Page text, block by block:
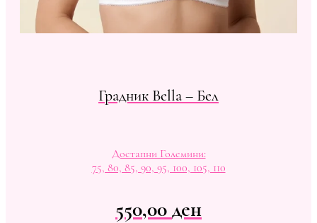
Градник Bella – Бел
Достапни Големини:
75, 80, 85, 90, 95, 100, 105, 110
550,00ден